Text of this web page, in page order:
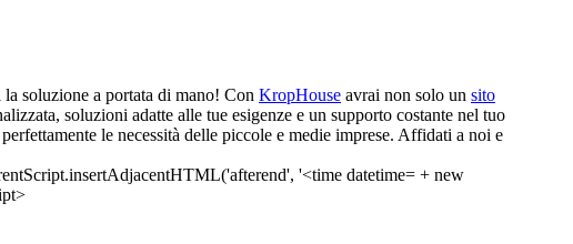
soluzione a portata di mano! Con KropHouse avrai non solo un sito
soluzioni adatte alle tue esigenze e un supporto costante nel tuo
le necessità delle piccole e medie imprese. Affidati a noi e